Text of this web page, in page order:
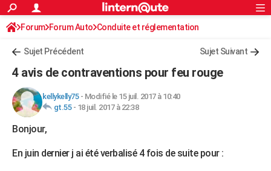
ACTUALITÉS
Politique
Société
Faits Divers
Education
Monde
Villes
+
FINANCE
Retraite
Impôts
Epargne
Immobilier
Risques naturels par ville
Banque
Assurance
Crédit
AUTO
Essais
Réserver un essai
Citadines
Berlines
SUV
Forum auto
+HIGH-TECH
Mobiles
Meilleur smartphone
Internet
Ordinateurs
Jeux vidéo
Guide high-tech
+
S'inscrire
Connexion
Forum Forum Auto Conduite et réglementation
Radars et permis
Sujet Précédent Sujet Suivant
4 avis de contraventions pour feu rouge
kellykelly75- Modifié le 15 juil. 2017 à 10:40
gt.55- 18 juil. 2017 à 22:38
Bonjour,
En juin dernier j ai été verbalisé 4 fois de suite pour :